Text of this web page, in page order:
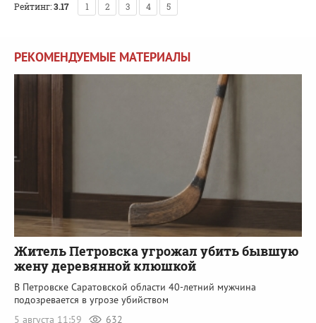
Рейтинг:3.17 1 2 3 4 5
РЕКОМЕНДУЕМЫЕ МАТЕРИАЛЫ
Житель Петровска угрожал убить бывшую
жену деревянной клюшкой
В Петровске Саратовской области 40-летний мужчина
подозревается в угрозе убийством
5 августа 11:59
632